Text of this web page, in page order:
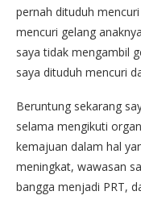
pernah dituduh
mencuri gelang
saya tidak mengambil
saya dituduh mencuri
Beruntung sekarang
selama mengikuti
kemajuan dalam hal
meningkat, wawasan
bangga menjadi PRT,